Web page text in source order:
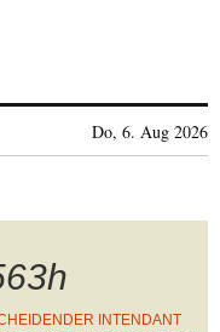
Do, 6. Aug 2026
INTENDANT